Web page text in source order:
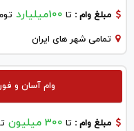
مبلغ وام : تا 100میلیارد
تمامی شهر های ایران
وام آسان و
مبلغ وام : تا 300 میلیون